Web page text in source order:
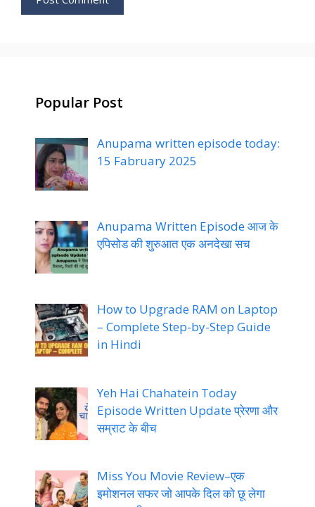
Popular Post
Anupama written episode today:
15 Fabruary 2025
Anupama Written Episode आज के
एपिसोड की शुरुआत एक अनदेखा सच
How to Upgrade RAM on Laptop
– Complete Step-by-Step Guide
in Hindi
Yeh Hai Chahatein Today
Episode Written Update प्रेरणा और
सम्राट के बीच
Miss You Movie Review–एक
इमोशनल सफर जो आपके दिल को छू लेगा